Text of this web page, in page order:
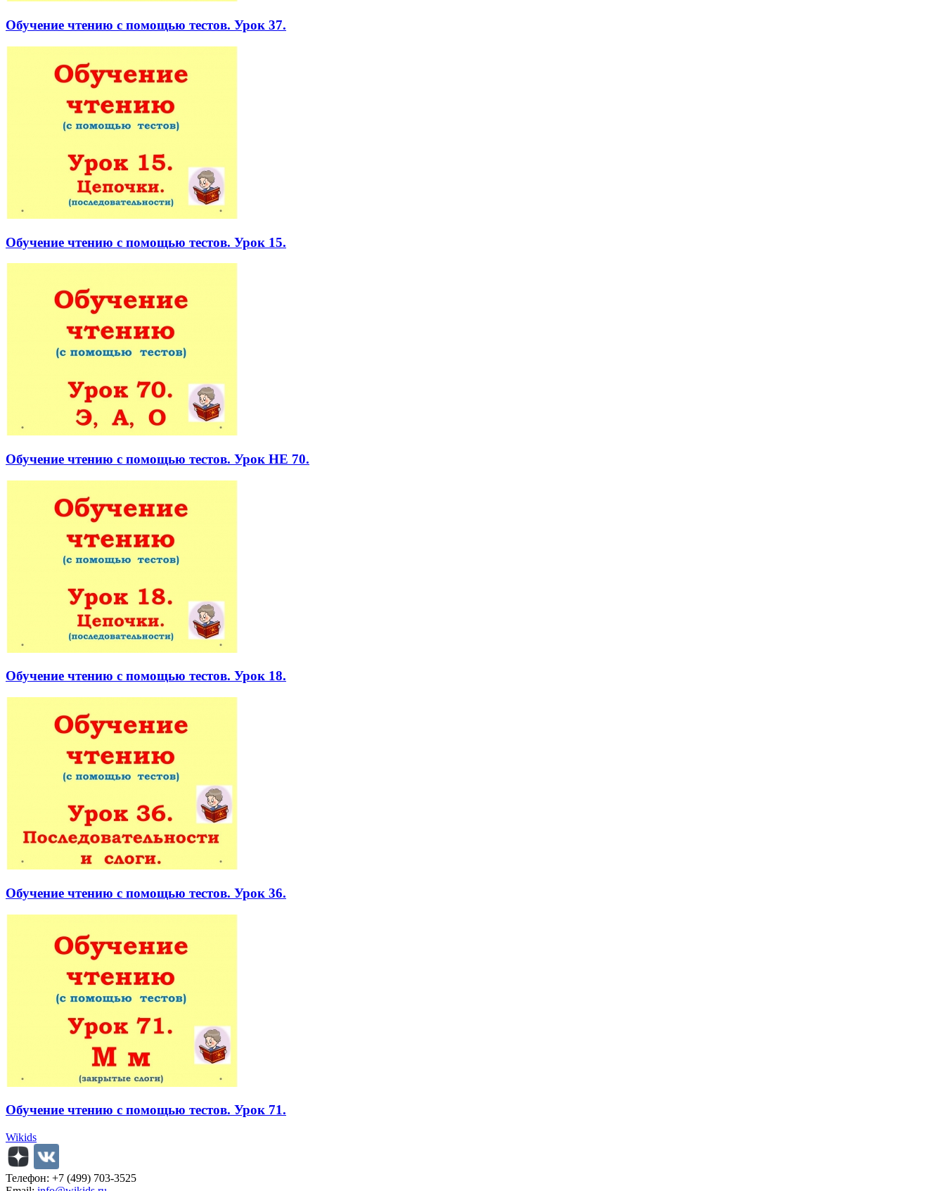
Обучение чтению с помощью тестов. Урок 37.
Обучение чтению с помощью тестов. Урок 15.
Обучение чтению с помощью тестов. Урок НЕ 70.
Обучение чтению с помощью тестов. Урок 18.
Обучение чтению с помощью тестов. Урок 36.
Обучение чтению с помощью тестов. Урок 71.
Wikids
Телефон: +7 (499) 703-3525